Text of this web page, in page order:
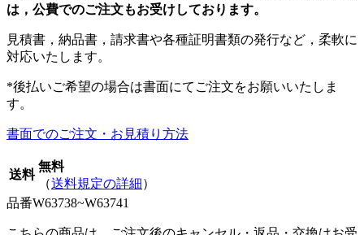
は，公費でのご注文もお受けしております。
見積書，納品書，請求書や各種証明書類の発行など，柔軟に
対応いたします。
*後払いご希望の場合は書面にてご注文をお願いいたしま
す。
書面でのご注文・お見積り方法
送料
無料
（送料規定の詳細）
品番W63738~W63741